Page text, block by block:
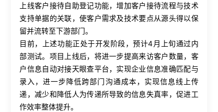
上线客户接待自助登记功能，增加客户接待流程与技术
支持单据的关联，使客户需求及技术要点从源头得以保
留并流转至下游部门。
目前，上述功能正处于开发阶段，预计4月上旬通过内
部测试。项目上线后，将进一步提高来访客户数量，客
户信息自动对接天眼查平台，实现企业信息准确匹配与
录入，进一步降低跨部门沟通成本，实现信息线上传
递，减少和降低人为传递所导致的信息失真率，促进工
作效率整体提升。